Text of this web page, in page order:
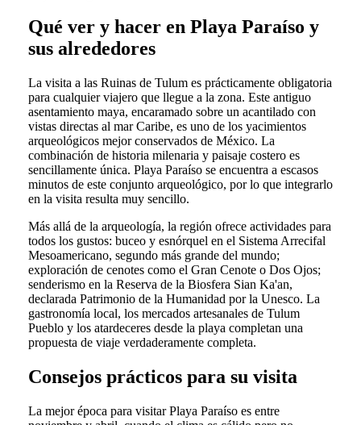
Qué ver y hacer en Playa Paraíso y
sus alrededores
La visita a las Ruinas de Tulum es prácticamente obligatoria
para cualquier viajero que llegue a la zona. Este antiguo
asentamiento maya, encaramado sobre un acantilado con
vistas directas al mar Caribe, es uno de los yacimientos
arqueológicos mejor conservados de México. La
combinación de historia milenaria y paisaje costero es
sencillamente única. Playa Paraíso se encuentra a escasos
minutos de este conjunto arqueológico, por lo que integrarlo
en la visita resulta muy sencillo.
Más allá de la arqueología, la región ofrece actividades para
todos los gustos: buceo y esnórquel en el Sistema Arrecifal
Mesoamericano, segundo más grande del mundo;
exploración de cenotes como el Gran Cenote o Dos Ojos;
senderismo en la Reserva de la Biosfera Sian Ka'an,
declarada Patrimonio de la Humanidad por la Unesco. La
gastronomía local, los mercados artesanales de Tulum
Pueblo y los atardeceres desde la playa completan una
propuesta de viaje verdaderamente completa.
Consejos prácticos para su visita
La mejor época para visitar Playa Paraíso es entre